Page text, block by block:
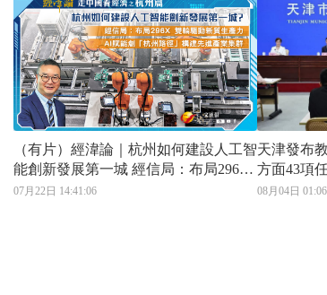
（有片）經湋論｜杭州如何建設人工智
能創新發展第一城 經信局：布局296X
雙輪驅動新質生產力 AI賦能創「杭州
07月22日 14:41:06
天津發布
方面43項
08月04日